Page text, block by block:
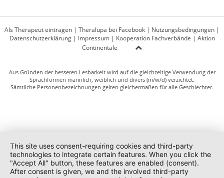
Als Therapeut eintragen | Theralupa bei Facebook | Nutzungsbedingungen |
Datenschutzerklärung| Impressum| Kooperation Fachverbände | Aktion
Continentale
Aus Gründen der besseren Lesbarkeit wird auf die gleichzeitige Verwendung der
Sprachformen männlich, weiblich und divers (m/w/d) verzichtet.
Sämtliche Personenbezeichnungen gelten gleichermaßen für alle Geschlechter.
This site uses consent-requiring cookies and third-party
technologies to integrate certain features. When you click the
"Accept All" button, these features are enabled (consent).
After consent is given, we and the involved third-party